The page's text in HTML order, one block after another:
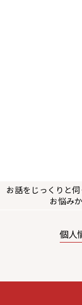
お話をじっくりと
お悩み
個人